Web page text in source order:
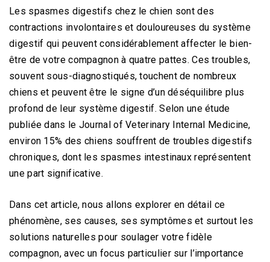
Les spasmes digestifs chez le chien sont des
contractions involontaires et douloureuses du système
digestif qui peuvent considérablement affecter le bien-
être de votre compagnon à quatre pattes. Ces troubles,
souvent sous-diagnostiqués, touchent de nombreux
chiens et peuvent être le signe d’un déséquilibre plus
profond de leur système digestif. Selon une étude
publiée dans le Journal of Veterinary Internal Medicine,
environ 15% des chiens souffrent de troubles digestifs
chroniques, dont les spasmes intestinaux représentent
une part significative.
Dans cet article, nous allons explorer en détail ce
phénomène, ses causes, ses symptômes et surtout les
solutions naturelles pour soulager votre fidèle
compagnon, avec un focus particulier sur l’importance